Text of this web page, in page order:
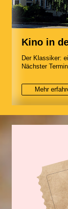
Kino in
Der Klassiker:
Nächster
Mehr